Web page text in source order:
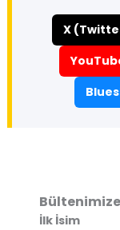
X
İlk İsim